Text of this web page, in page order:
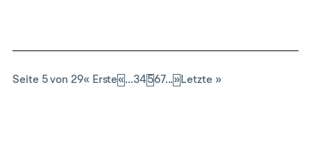
Seite 5 von 29« Erste«...34567...» Letzte »